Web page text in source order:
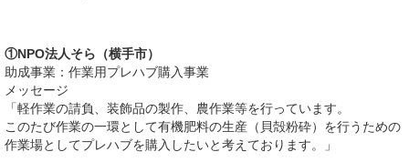
①NPO法人そら（横手市）
助成事業：作業用プレハブ購入事業
メッセージ
「軽作業の請負、装飾品の製作、農作業等を行っています。
このたび作業の一環として有機肥料の生産（貝殻粉砕）を行うための
作業場としてプレハブを購入したいと考えております。」